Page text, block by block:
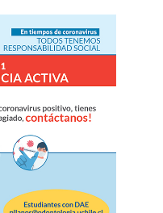
EGRESADOS